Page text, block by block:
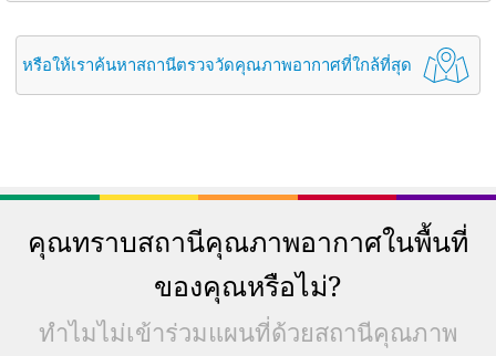
หรือให้เราค้นหาสถานีตรวจวัดคุณภาพอากาศที่ใกล้ที่สุด
คุณทราบสถานีคุณภาพอากาศในพื้นที่
ของคุณหรือไม่?
ทำไมไม่เข้าร่วมแผนที่ด้วยสถานีคุณภาพ